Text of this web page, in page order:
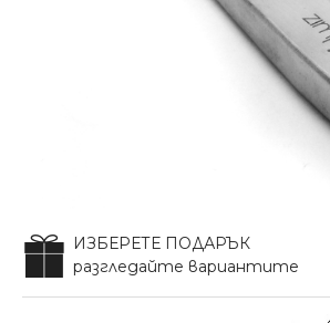
ИЗБЕРЕТЕ ПОДАРЪК
разгледайте вариантите